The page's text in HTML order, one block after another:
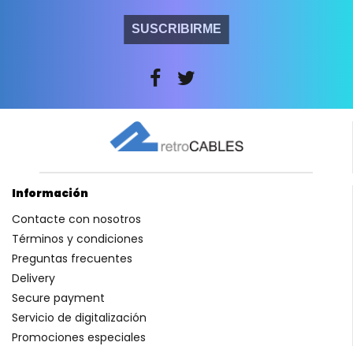
SUSCRIBIRME
Información
Contacte con nosotros
Términos y condiciones
Preguntas frecuentes
Delivery
Secure payment
Servicio de digitalización
Promociones especiales